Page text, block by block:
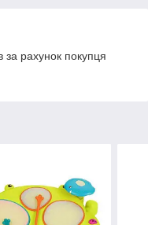
рахунок покупця